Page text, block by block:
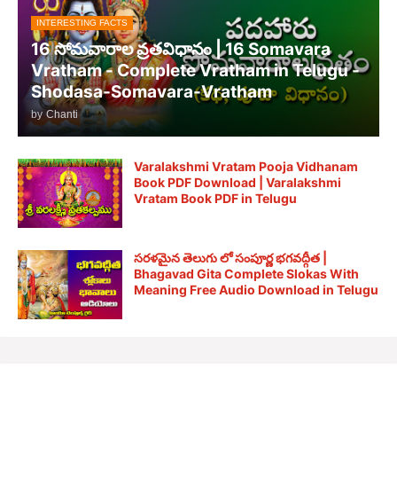
INTERESTING FACTS
16 సోమవారాల వ్రతవిధానం | 16 Somavara
Vratham - Complete Vratham in Telugu -
Shodasa-Somavara-Vratham
by Chanti
Varalakshmi Vratam Pooja Vidhanam
Book PDF Download | Varalakshmi
Vratam Book PDF in Telugu
సరళమైన తెలుగు లో సంపూర్ణ భగవద్గీత |
Bhagavad Gita Complete Slokas With
Meaning Free Audio Download in Telugu